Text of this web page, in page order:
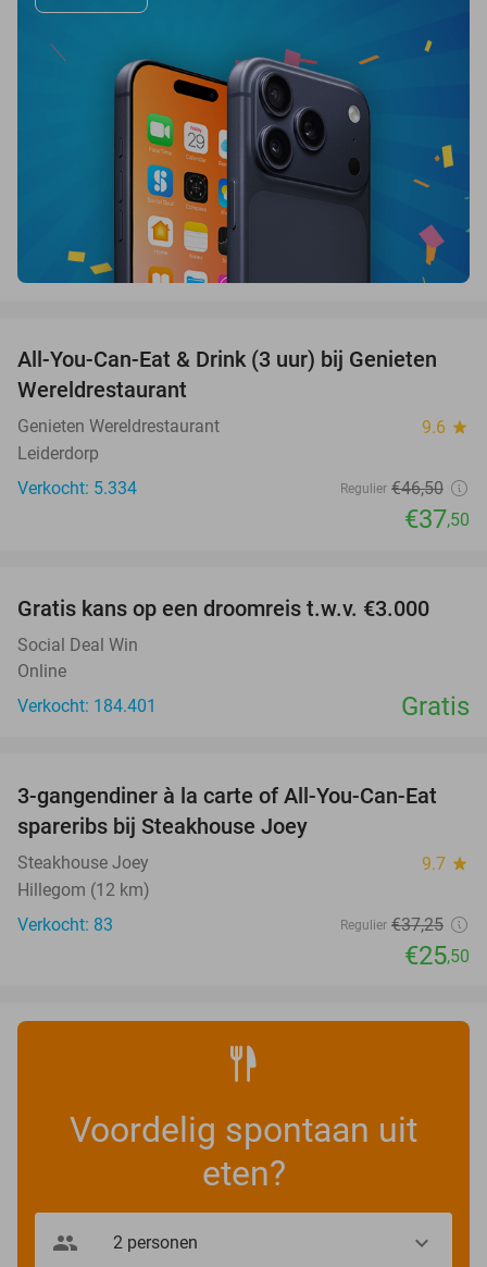
19%
All-You-Can-Eat & Drink (3 uur) bij Genieten
Wereldrestaurant
Genieten Wereldrestaurant 9.6 star
Leiderdorp
Verkocht: 5.334
Regulier €46,50
€37,50
Gratis kans op een droomreis t.w.v. €3.000
Social Deal Win
Online
Verkocht: 184.401
Gratis
32%
3-gangendiner à la carte of All-You-Can-Eat
spareribs bij Steakhouse Joey
Steakhouse Joey 9.7 star
Hillegom (12 km)
Verkocht: 83
Regulier €37,25
€25,50
Voordelig spontaan uit
eten?